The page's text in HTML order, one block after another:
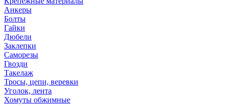
Анкеры
Болты
Гайки
Дюбели
Заклепки
Саморезы
Гвозди
Такелаж
Тросы, цепи, веревки
Уголок, лента
Хомуты обжимные